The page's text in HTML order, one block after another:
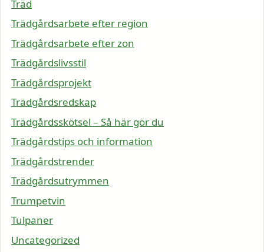
Träd
Trädgårdsarbete efter region
Trädgårdsarbete efter zon
Trädgårdslivsstil
Trädgårdsprojekt
Trädgårdsredskap
Trädgårdsskötsel – Så här gör du
Trädgårdstips och information
Trädgårdstrender
Trädgårdsutrymmen
Trumpetvin
Tulpaner
Uncategorized